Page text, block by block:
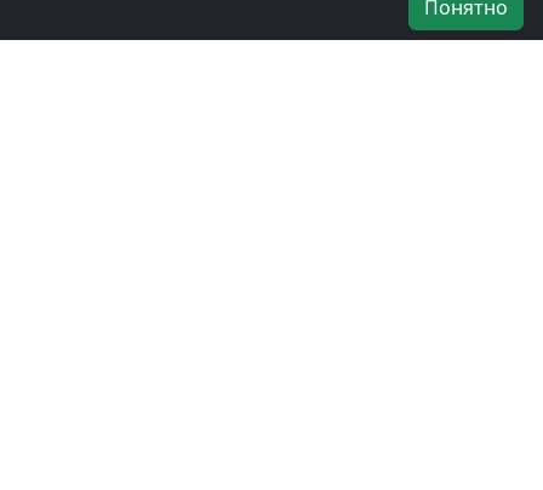
Наши награды
Понятно